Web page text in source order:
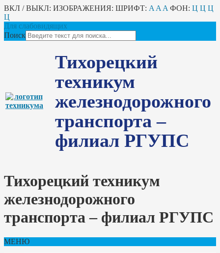
ВКЛ / ВЫКЛ: ИЗОБРАЖЕНИЯ: ШРИФТ: A A A ФОН: Ц Ц Ц
Ц
Для слабовидящих
Поиск
Тихорецкий
техникум
железнодорожного
транспорта –
филиал РГУПС
Тихорецкий техникум
железнодорожного
транспорта – филиал РГУПС
МЕНЮ